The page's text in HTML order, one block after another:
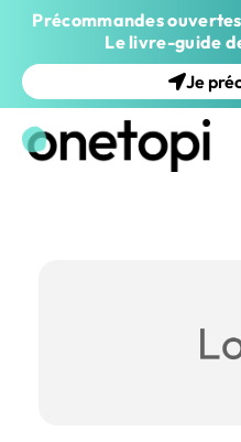
Précommandes
Le livre-guide
Je